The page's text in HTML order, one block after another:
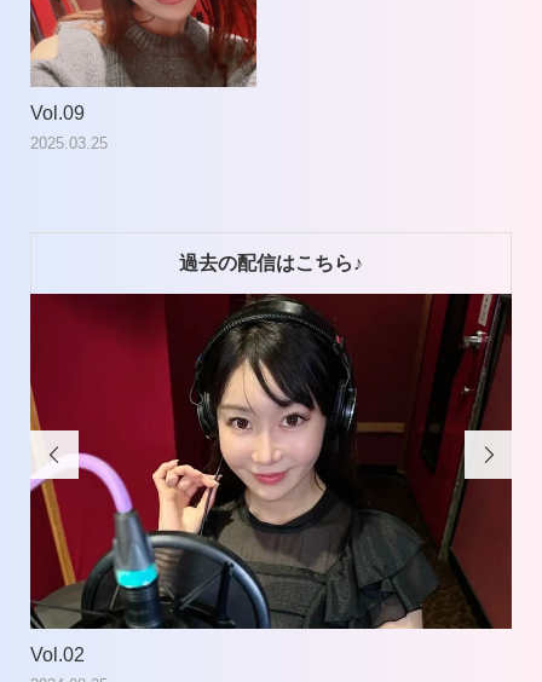
Vol.09
2025.03.25
過去の配信はこちら♪

Vol.02
